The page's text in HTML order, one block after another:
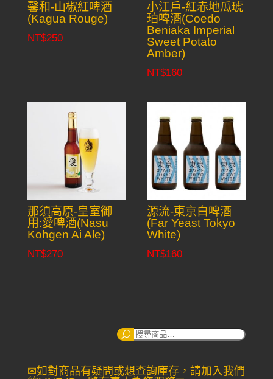
馨和-山椒紅啤酒
(Kagua Rouge)
NT$250
小江戶-紅赤地瓜琥
珀啤酒(Coedo
Beniaka Imperial
Sweet Potato
Amber)
NT$160
那須高原-皇室御
用:愛啤酒(Nasu
Kohgen Ai Ale)
NT$270
源流-東京白啤酒
(Far Yeast Tokyo
White)
NT$160
搜
✉如對商品有疑問或想查詢庫存，請加入我們